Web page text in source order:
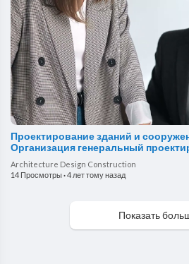
Проектирование зданий и
Организация генеральный
Architecture Design Construction
14 Просмотры·4 лет тому назад
Показать